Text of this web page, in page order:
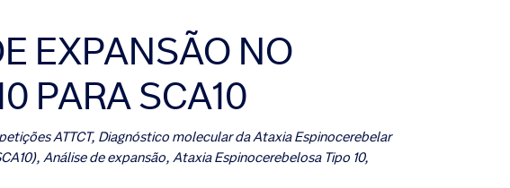
EXPANSÃO NO
PARA SCA10
ATTCT, Diagnóstico molecular da Ataxia Espinocerebelar
Análise de expansão, Ataxia Espinocerebelosa Tipo 10,